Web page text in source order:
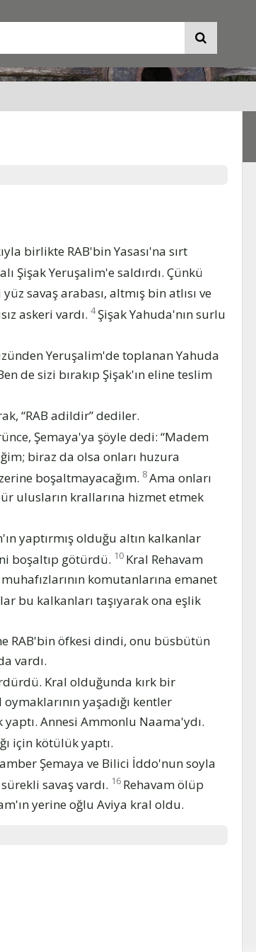
birlikte RAB'bin Yasası'na sırt
Şişak Yeruşalim'e saldırdı. Çünkü
savaş arabası, altmış bin atlısı ve
askeri vardı. 4 Şişak Yahuda'nın surlu
Yeruşalim'de toplanan Yahuda
de sizi bırakıp Şişak'ın eline teslim
“RAB adildir” dediler.
Şemaya'ya şöyle dedi: “Madem
biraz da olsa onları huzura
boşaltmayacağım. 8Ama onları
ulusların krallarına hizmet etmek
yaptırmış olduğu altın kalkanlar
boşaltıp götürdü. 10 Kral Rehavam
komutanlarına emanet
bu kalkanları taşıyarak ona eşlik
RAB'bin öfkesi dindi, onu büsbütün
vardı.
Kral olduğunda kırk bir
yaşadığı kentler
Annesi Ammonlu Naama'ydı.
için kötülük yaptı.
Şemaya ve Bilici İddo'nun soyla
savaş vardı. 16 Rehavam ölüp
yerine oğlu Aviya kral oldu.